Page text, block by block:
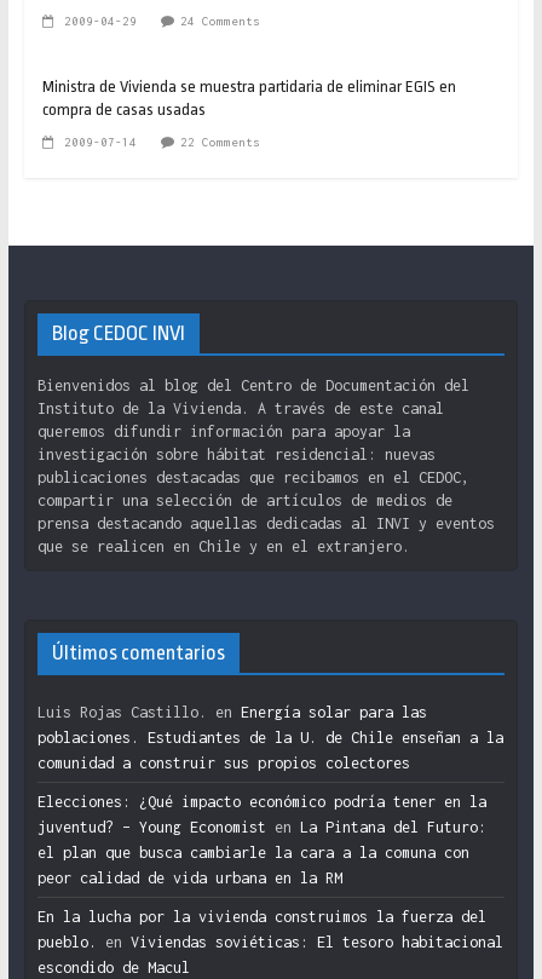
2009-04-29 24 Comments
Ministra de Vivienda se muestra partidaria de eliminar EGIS en
compra de casas usadas
2009-07-14 22 Comments
Blog CEDOC INVI
Bienvenidos al blog del Centro de Documentación del
Instituto de la Vivienda. A través de este canal
queremos difundir información para apoyar la
investigación sobre hábitat residencial: nuevas
publicaciones destacadas que recibamos en el CEDOC,
compartir una selección de artículos de medios de
prensa destacando aquellas dedicadas al INVI y eventos
que se realicen en Chile y en el extranjero.
Últimos comentarios
Luis Rojas Castillo. en Energía solar para las
poblaciones. Estudiantes de la U. de Chile enseñan a la
comunidad a construir sus propios colectores
Elecciones: ¿Qué impacto económico podría tener en la
juventud? – Young Economist en La Pintana del Futuro:
el plan que busca cambiarle la cara a la comuna con
peor calidad de vida urbana en la RM
En la lucha por la vivienda construimos la fuerza del
pueblo.
en Viviendas soviéticas: El tesoro habitacional
escondido de Macul